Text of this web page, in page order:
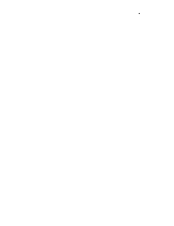
.